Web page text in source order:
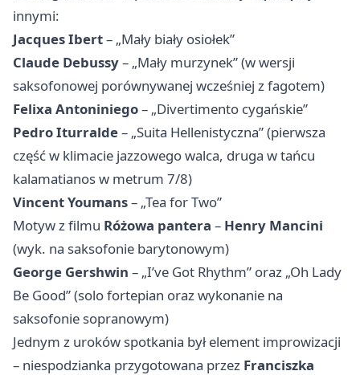
innymi:
Jacques Ibert– „Mały biały osiołek”
Claude Debussy– „Mały murzynek” (w wersji
saksofonowej porównywanej wcześniej z fagotem)
Felixa Antoniniego– „Divertimento cygańskie”
Pedro Iturralde– „Suita Hellenistyczna” (pierwsza
część w klimacie jazzowego walca, druga w tańcu
kalamatianos w metrum 7/8)
Vincent Youmans– „Tea for Two”
Motyw z filmu Różowa pantera – Henry Mancini
(wyk. na saksofonie barytonowym)
George Gershwin – „I’ve Got Rhythm” oraz „Oh Lady
Be Good” (solo fortepian oraz wykonanie na
saksofonie sopranowym)
Jednym z uroków spotkania był element improwizacji
– niespodzianka przygotowana przez Franciszka